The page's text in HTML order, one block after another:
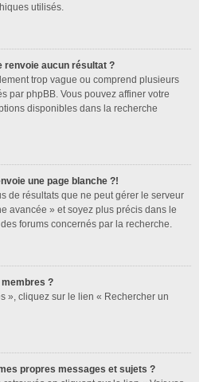
utilisés.
renvoie aucun résultat ?
trop vague ou comprend plusieurs
par phpBB. Vous pouvez affiner votre
disponibles dans la recherche
une page blanche ?!
de résultats que ne peut gérer le serveur
avancée » et soyez plus précis dans le
forums concernés par la recherche.
?
», cliquez sur le lien « Rechercher un
propres messages et sujets ?